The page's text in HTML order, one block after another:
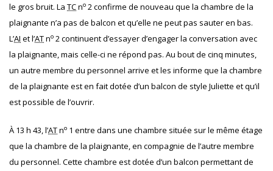
le gros bruit. La TCno 2 confirme de nouveau que la chambre de la
plaignante n’a pas de balcon et qu’elle ne peut pas sauter en bas.
L’AI et l’ATno 2 continuent d’essayer d’engager la conversation avec
la plaignante, mais celle-ci ne répond pas. Au bout de cinq minutes,
un autre membre du personnel arrive et les informe que la chambre
de la plaignante est en fait dotée d’un balcon de style Juliette et qu’il
est possible de l’ouvrir.
À 13 h 43, l’ATno 1 entre dans une chambre située sur le même étage
que la chambre de la plaignante, en compagnie de l’autre membre
du personnel. Cette chambre est dotée d’un balcon permettant de